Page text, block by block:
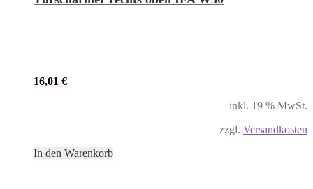
16,01 €
inkl. 19 % MwSt.
zzgl. Versandkosten
In den Warenkorb